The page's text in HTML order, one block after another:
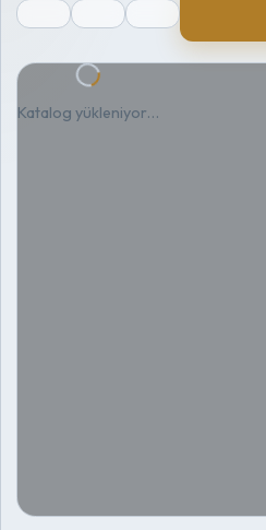
Katalog yükleniyor…